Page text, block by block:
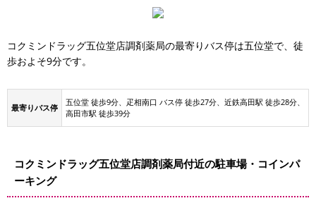
コクミンドラッグ五位堂店調剤薬局の最寄りバス停は五位堂で、徒
歩およそ9分です。
最寄りバス停
五位堂 徒歩9分、疋相南口 バス停 徒歩27分、近鉄高田駅 徒歩28分、
高田市駅 徒歩39分
コクミンドラッグ五位堂店調剤薬局付近の駐車場・コインパ
ーキング
ク近鉄五位堂駅
パーク香芝瓦口第1 駐車場
位堂店